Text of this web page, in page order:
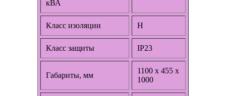
кВА
Класс изоляции Н
Класс защиты IP23
Габариты, мм
1100 x 455 x
1000